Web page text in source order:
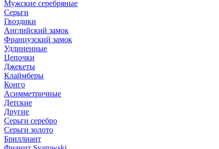
Мужские серебряные
Серьги
Гвоздики
Английский замок
Французский замок
Удлиненные
Цепочки
Джекеты
Клаймберы
Конго
Асимметричные
Детские
Другие
Серьги серебро
Серьги золото
Бриллиант